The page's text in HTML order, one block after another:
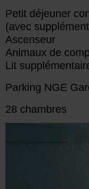
Petit déjeuner
(avec
Ascenseur
Animaux de
Lit
Parking NGE
28 chambres